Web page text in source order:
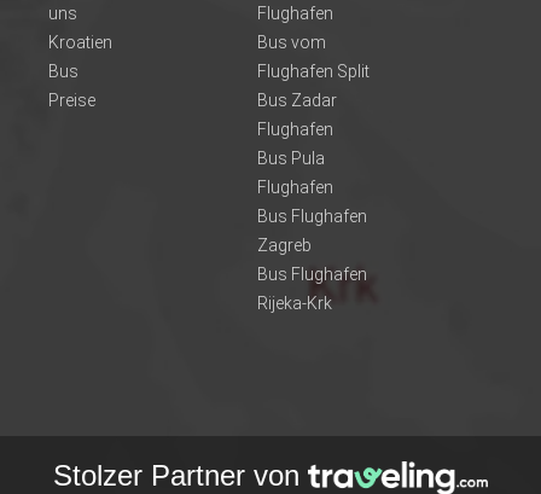
uns
Kroatien
Bus
Preise
Flughafen
Bus vom
Flughafen Split
Bus Zadar
Flughafen
Bus Pula
Flughafen
Bus Flughafen
Zagreb
Bus Flughafen
Rijeka-Krk
Stolzer Partner von